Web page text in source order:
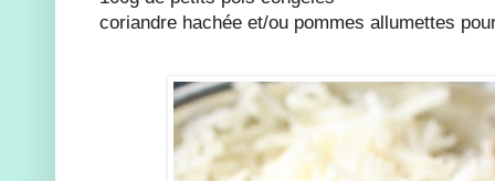
coriandre hachée et/ou pommes allumettes